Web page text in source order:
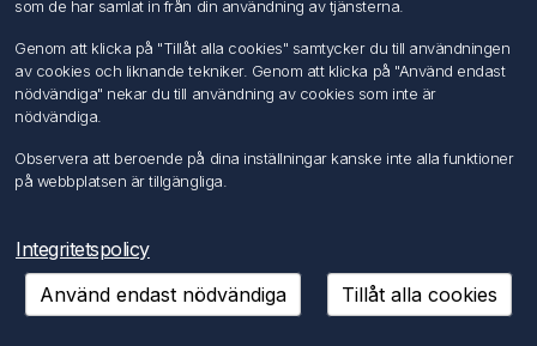
Mina ordrar
Mina adresser
Följ oss
Copyright © 2026 FÖRCH Sverige AB. Alla rättigheter reserverade.
Powered bynopCommerce
som de har samlat in från din användning av tjänsterna.
Genom att klicka på "Tillåt alla cookies" samtycker du till användningen
av cookies och liknande tekniker. Genom att klicka på "Använd endast
nödvändiga" nekar du till användning av cookies som inte är
nödvändiga.
Observera att beroende på dina inställningar kanske inte alla funktioner
på webbplatsen är tillgängliga.
Integritetspolicy
Använd endast nödvändiga
Tillåt alla cookies